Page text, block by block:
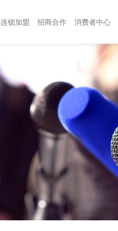
连锁加盟 招商合作 消费者中心